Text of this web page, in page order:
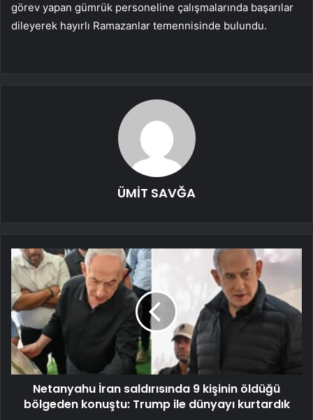
görev yapan gümrük personeline çalışmalarında başarılar
dileyerek hayırlı Ramazanlar temennisinde bulundu.
ÜMİT SAVĞA
Netanyahu İran saldırısında 9 kişinin öldüğü
bölgeden konuştu: Trump ile dünyayı kurtardık